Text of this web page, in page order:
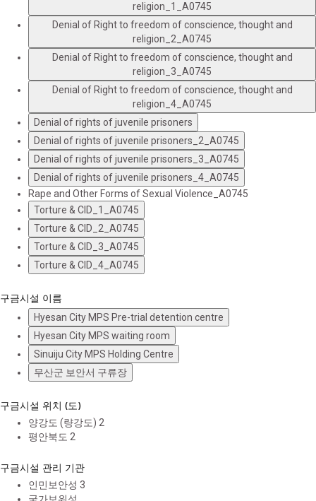
religion_1_A0745
Denial of Right to freedom of conscience, thought and
religion_2_A0745
Denial of Right to freedom of conscience, thought and
religion_3_A0745
Denial of Right to freedom of conscience, thought and
religion_4_A0745
Denial of rights of juvenile prisoners
Denial of rights of juvenile prisoners_2_A0745
Denial of rights of juvenile prisoners_3_A0745
Denial of rights of juvenile prisoners_4_A0745
Rape and Other Forms of Sexual Violence_A0745
Torture & CID_1_A0745
Torture & CID_2_A0745
Torture & CID_3_A0745
Torture & CID_4_A0745
구금시설 이름
Hyesan City MPS Pre-trial detention centre
Hyesan City MPS waiting room
Sinuiju City MPS Holding Centre
무산군 보안서 구류장
구금시설 위치 (도)
양강도 (량강도) 2
평안북도 2
구금시설 관리 기관
인민보안성 3